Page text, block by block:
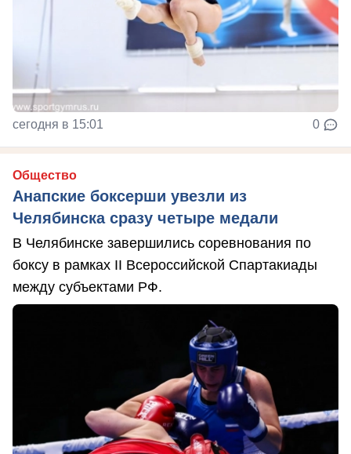
сегодня в 15:01 0
Общество
Анапские боксерши увезли из
Челябинска сразу четыре медали
В Челябинске завершились соревнования по
боксу в рамках II Всероссийской Спартакиады
между субъектами РФ.